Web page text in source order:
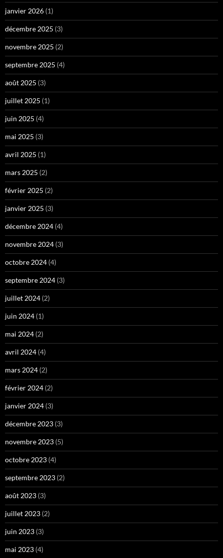
janvier 2026 (1)
décembre 2025 (3)
novembre 2025 (2)
septembre 2025 (4)
août 2025 (3)
juillet 2025 (1)
juin 2025 (4)
mai 2025 (3)
avril 2025 (1)
mars 2025 (2)
février 2025 (2)
janvier 2025 (3)
décembre 2024 (4)
novembre 2024 (3)
octobre 2024 (4)
septembre 2024 (3)
juillet 2024 (2)
juin 2024 (1)
mai 2024 (2)
avril 2024 (4)
mars 2024 (2)
février 2024 (2)
janvier 2024 (3)
décembre 2023 (3)
novembre 2023 (5)
octobre 2023 (4)
septembre 2023 (2)
août 2023 (3)
juillet 2023 (2)
juin 2023 (3)
mai 2023 (4)